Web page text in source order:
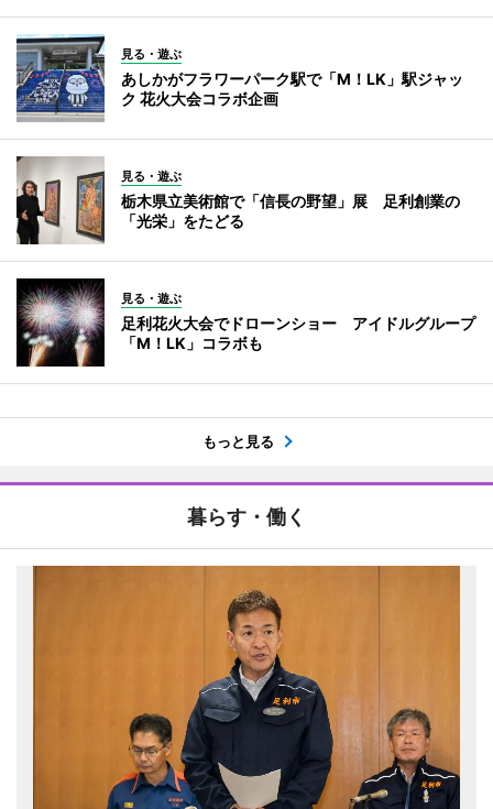
見る・遊ぶ
あしかがフラワーパーク駅で「M！LK」駅ジャッ
ク 花火大会コラボ企画
見る・遊ぶ
栃木県立美術館で「信長の野望」展 足利創業の
「光栄」をたどる
見る・遊ぶ
足利花火大会でドローンショー アイドルグループ
「M！LK」コラボも
もっと見る
暮らす・働く